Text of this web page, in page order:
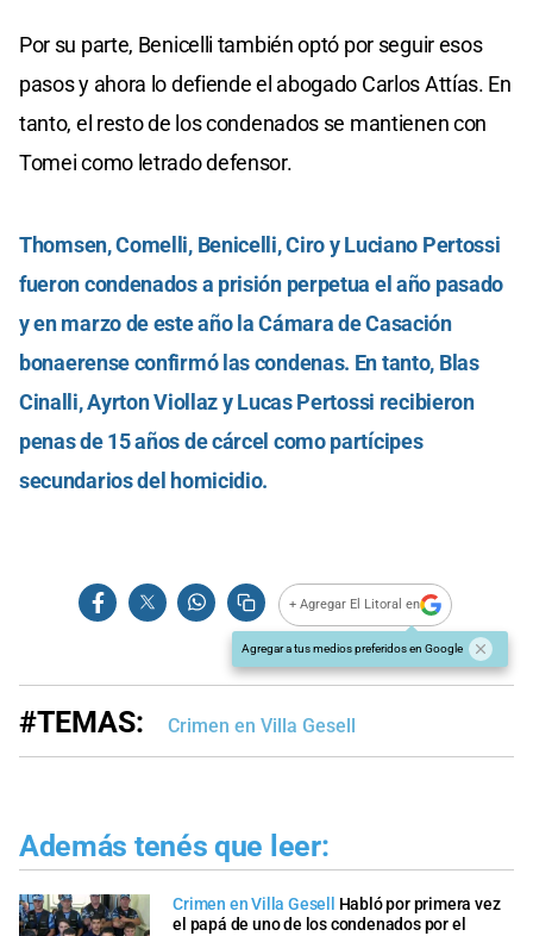
Por su parte, Benicelli también optó por seguir esos
pasos y ahora lo defiende el abogado Carlos Attías. En
tanto, el resto de los condenados se mantienen con
Tomei como letrado defensor.
Thomsen, Comelli, Benicelli, Ciro y Luciano Pertossi
fueron condenados a prisión perpetua el año pasado
y en marzo de este año la Cámara de Casación
bonaerense confirmó las condenas. En tanto, Blas
Cinalli, Ayrton Viollaz y Lucas Pertossi recibieron
penas de 15 años de cárcel como partícipes
secundarios del homicidio.
+ Agregar El Litoral en
Agregar a tus medios preferidos en Google
#TEMAS: Crimen en Villa Gesell
Además tenés que leer:
Crimen en Villa Gesell Habló por primera vez
el papá de uno de los condenados por el